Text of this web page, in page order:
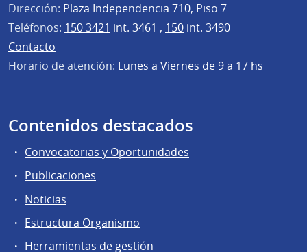
Dirección: Plaza Independencia 710, Piso 7
Teléfonos: 150 3421 int. 3461 , 150 int. 3490
Contacto
Horario de atención: Lunes a Viernes de 9 a 17 hs
Contenidos destacados
Convocatorias y Oportunidades
Publicaciones
Noticias
Estructura Organismo
Herramientas de gestión